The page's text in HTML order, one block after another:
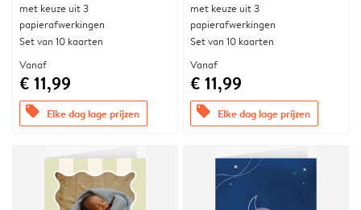
met keuze uit 3
papierafwerkingen
Set van 10 kaarten
Vanaf
€ 11,99
offers Elke dag lage prijzen
met keuze uit 3
papierafwerkingen
Set van 10 kaarten
Vanaf
€ 11,99
offers Elke dag lage prijzen